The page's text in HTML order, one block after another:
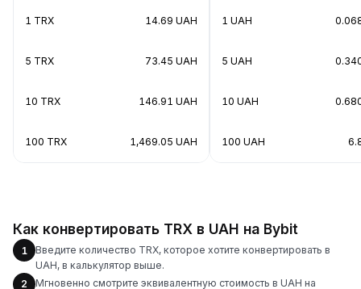
1 TRX 14.69 UAH
5 TRX 73.45 UAH
10 TRX 146.91 UAH
100 TRX 1,469.05 UAH
1 UAH
5 UAH
10 UAH
100 UAH
Как конвертировать TRX в UAH на Bybit
1
Введите количество TRX, которое хотите конвертировать в
UAH, в калькулятор выше.
2
Мгновенно смотрите эквивалентную стоимость в UAH на